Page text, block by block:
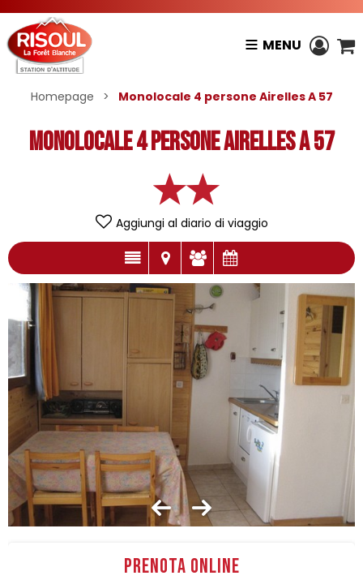
MENU
Homepage > Monolocale 4 persone Airelles A 57
Monolocale 4 persone Airelles A 57
Aggiungi al diario di viaggio
Prenota online